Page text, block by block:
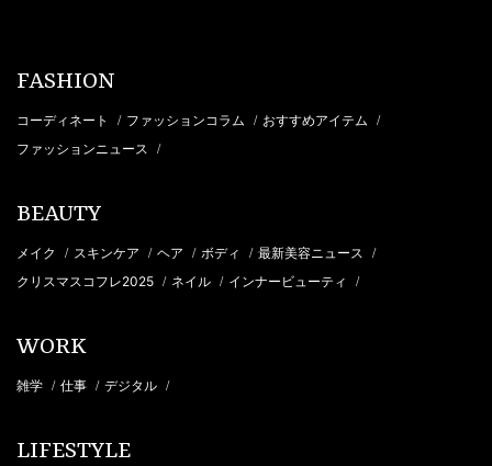
FASHION
コーディネート / ファッションコラム / おすすめアイテム /
ファッションニュース /
BEAUTY
メイク / スキンケア / ヘア / ボディ / 最新美容ニュース /
クリスマスコフレ2025 / ネイル / インナービューティ /
WORK
雑学 / 仕事 / デジタル /
LIFESTYLE